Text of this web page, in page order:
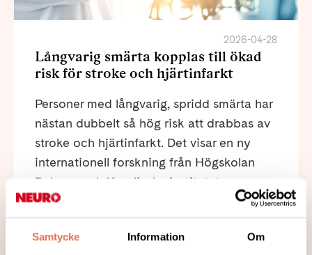
Samtycke Information Om
2026-04-28
Långvarig smärta kopplas till ökad
risk för stroke och hjärtinfarkt
Personer med långvarig, spridd smärta har
nästan dubbelt så hög risk att drabbas av
stroke och hjärtinfarkt. Det visar en ny
internationell forskning från Högskolan
Dalarna och Karolinska institutet.